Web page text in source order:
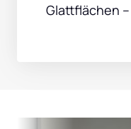
Glattflächen